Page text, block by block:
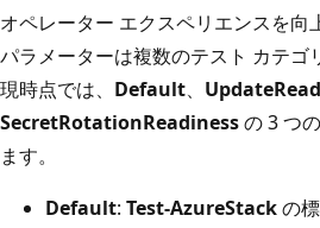
オペレーター エクスペリエンスを向
パラメーターは複数のテスト カテゴ
現時点では、 Default、
SecretRotationReadinessの 3 つ
ます。
Default: Test-AzureStackの